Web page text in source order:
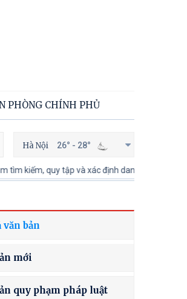
PHÒNG CHÍNH PHỦ
Hà Nội 26° - 28°
và xác định danh tính hài cốt liệt sĩ
văn bản
mới
quy phạm pháp luật